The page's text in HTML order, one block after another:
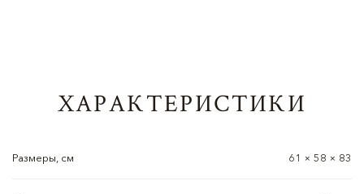
ХАРАКТЕРИСТИКИ
Размеры, см 61 × 58 × 83